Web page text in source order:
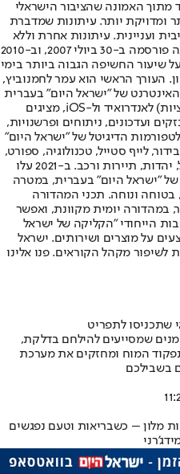
מתוך האמונה שהציבור הישראלי
ומדויקת יותר. עיתונות שמדברת
ועניינית. עיתונות אחרת וללא
תשלום. המהדורה המודפסת הראשונה פורסמה ב-30 ביולי 2007, וב-2010
שיעור החשיפה הגבוה ביותר בימי
העורך הראשי הוא עמר לחמנוביץ,
של "ישראל היום" בעברית
ובאנגלית, כמו כן היישומונים (אפליקציות) לאנדרואיד ול-iOS, מציגים
ועדכונים, ניתוחים ופרשנויות,
הדיגיטל של "ישראל היום"
לייף סטייל, טכנולוגיה, ספורט,
כלכלה וצרכנות, בריאות, חיילים, אוכל, יהדות, תיירות ורכב. ב-2021 עלו
"ישראל היום" בעברית, במטרה
בטוחה ונוחה. תכני המהדורה
במהדורה יומית מקוונת, ואפשר
הייחודי "הקליקה של ישראל
על מוצרים ושירותים. ישראל
לשיפור מקהל הקוראים. פנו אלינו
שמסייעים להילחם בדלקת,
המוח ומחזקים את מערכת
בשבילכם
מלון – כשבריאות וטעם נפגשים